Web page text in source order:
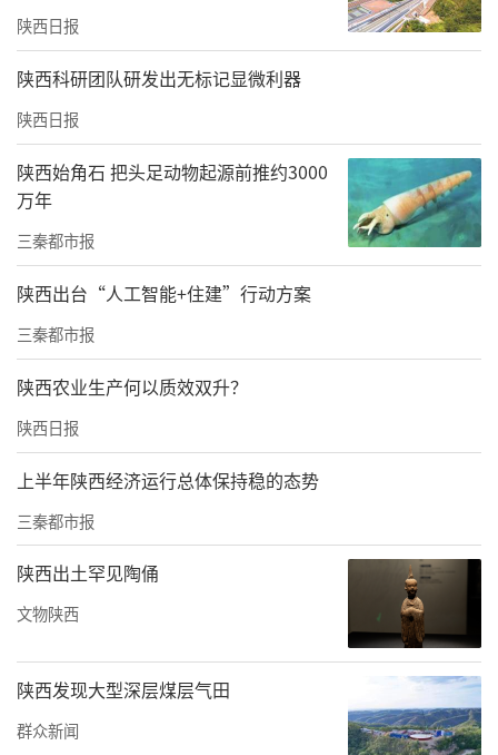
大会现场
西安财经大学副校长史卫民，咸阳高新技术产
业开发区管理委员会副主任张亚丽，咸阳市教
育局职业教育与成人教育科科长郭晏闳，中国
商业联合会互联网应用工作委员会副主任兼秘
书长王鹏，中国联合网络通信有限公司咸阳市
分公司党委委员、副总经理胡昭，咸阳华立物
流有限公司副总经理任少雄，陕西财经职业技
术学院党委书记高玉峰、校长程书强等出席大
会。来自省内外高校、行业组织、企业及科研
机构的成员单位代表，陕西财经职业技术学院
相关职能部门、二级学院负责人及教师代表参
加会议。大会由陕西财经职业技术学院副校长
陕西日报
陕西科研团队研发出无标记显微利器
陕西日报
陕西始角石 把头足动物起源前推约3000
万年
三秦都市报
陕西出台“人工智能+住建”行动方案
三秦都市报
陕西农业生产何以质效双升？
陕西日报
上半年陕西经济运行总体保持稳的态势
三秦都市报
陕西出土罕见陶俑
文物陕西
陕西发现大型深层煤层气田
群众新闻